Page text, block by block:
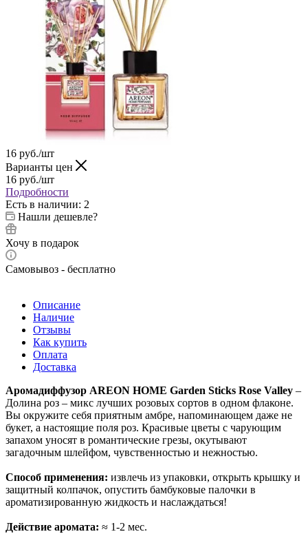
16 руб./шт
Варианты цен
16 руб./шт
Подробности
Есть в наличии: 2
Нашли дешевле?
Хочу в подарок
Самовывоз - бесплатно
Описание
Наличие
Отзывы
Как купить
Оплата
Доставка
Аромадиффузор AREON HOME Garden Sticks Rose Valley –
Долина роз – микс лучших розовых сортов в одном флаконе.
Вы окружите себя приятным амбре, напоминающем даже не
букет, а настоящие поля роз. Красивые цветы с чарующим
запахом уносят в романтические грезы, окутывают
загадочным шлейфом, чувственностью и нежностью.
Способ применения: извлечь из упаковки, открыть крышку и
защитный колпачок, опустить бамбуковые палочки в
ароматизированную жидкость и наслаждаться!
Действие аромата: ≈ 1-2 мес.